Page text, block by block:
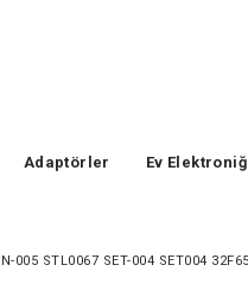
Adaptörler Ev
005 STL0067 SET-004 SET004